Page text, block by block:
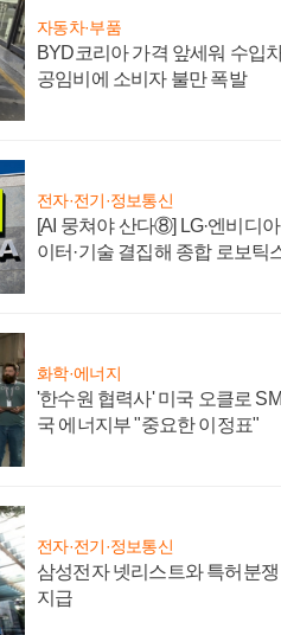
자동차·부품
BYD코리아 가격 앞세워 수입
공임비에 소비자 불만 폭발
전자·전기·정보통신
[AI 뭉쳐야 산다⑧] LG·엔비디
이터·기술 결집해 종합 로보틱
화학·에너지
'한수원 협력사' 미국 오클로
국 에너지부 "중요한 이정표"
전자·전기·정보통신
삼성전자 넷리스트와 특허분
지급